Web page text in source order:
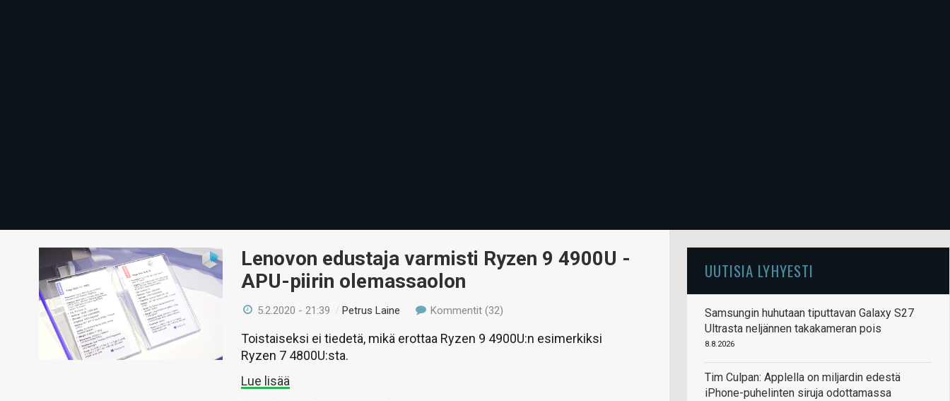
Lenovon edustaja varmisti Ryzen 9 4900U -
APU-piirin olemassaolon
5.2.2020 - 21:39 /Petrus Laine Kommentit (32)
Toistaiseksi ei tiedetä, mikä erottaa Ryzen 9 4900U:n esimerkiksi
Ryzen 7 4800U:sta.
Lue lisää
UUTISIA LYHYESTI
Samsungin huhutaan tiputtavan Galaxy S27
Ultrasta neljännen takakameran pois
8.8.2026
Tim Culpan: Applella on miljardin edestä
iPhone-puhelinten siruja odottamassa